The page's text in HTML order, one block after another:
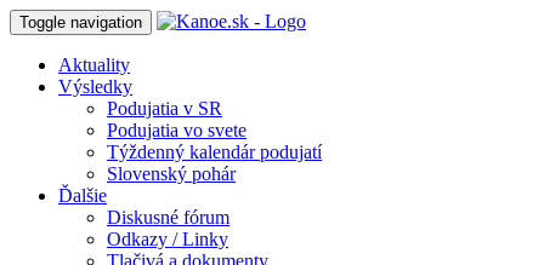
Toggle navigation
Aktuality
Výsledky
Podujatia v SR
Podujatia vo svete
Týždenný kalendár podujatí
Slovenský pohár
Ďalšie
Diskusné fórum
Odkazy / Linky
Tlačivá a dokumenty